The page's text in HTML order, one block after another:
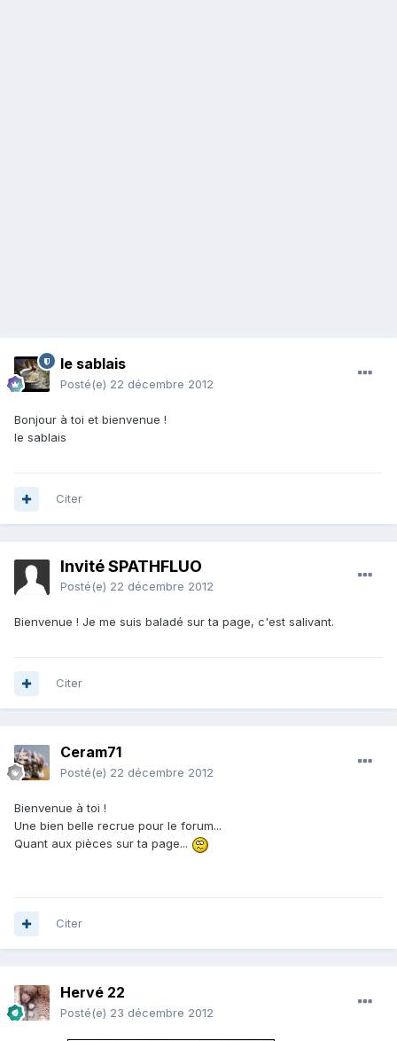
le sablais
Posté(e) 22 décembre 2012
Bonjour à toi et bienvenue !
le sablais
Citer
Invité SPATHFLUO
Posté(e) 22 décembre 2012
Bienvenue ! Je me suis baladé sur ta page, c'est salivant.
Citer
Ceram71
Posté(e) 22 décembre 2012
Bienvenue à toi !
Une bien belle recrue pour le forum...
Quant aux pièces sur ta page...
Citer
Hervé 22
Posté(e) 23 décembre 2012